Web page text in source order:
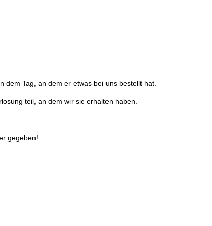
Tag, an dem er etwas bei uns bestellt hat.
teil, an dem wir sie erhalten haben.
gegeben!